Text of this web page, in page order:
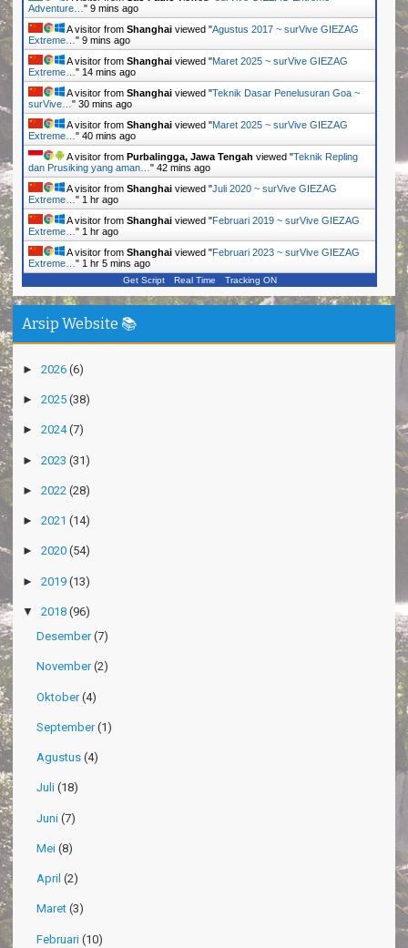
Adventure… " 9 mins ago
A visitor from Shanghai viewed "Agustus 2017 ~ surVive GIEZAG
Extreme… " 10 mins ago
A visitor from Shanghai viewed "Maret 2025 ~ surVive GIEZAG
Extreme… " 14 mins ago
A visitor from Shanghai viewed "Teknik Dasar Penelusuran Goa ~
surVive… " 30 mins ago
A visitor from Shanghai viewed "Maret 2025 ~ surVive GIEZAG
Extreme… " 40 mins ago
A visitor from Purbalingga, Jawa Tengah viewed "Teknik Repling
dan Prusiking yang aman… " 42 mins ago
A visitor from Shanghai viewed "Juli 2020 ~ surVive GIEZAG
Extreme… " 1 hr ago
A visitor from Shanghai viewed "Februari 2019 ~ surVive GIEZAG
Extreme… " 1 hr ago
A visitor from Shanghai viewed "Februari 2023 ~ surVive GIEZAG
Extreme… " 1 hr 5 mins ago
Get Script Real Time Tracking ON
Arsip Website 📚
► 2026 (6)
► 2025 (38)
► 2024(7)
► 2023 (31)
► 2022 (28)
► 2021 (14)
► 2020 (54)
► 2019 (13)
▼ 2018 (96)
Desember(7)
November(2)
Oktober(4)
September(1)
Agustus (4)
Juli (18)
Juni (7)
Mei (8)
April (2)
Maret (3)
Februari (10)